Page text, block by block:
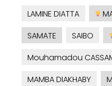
LAMINE DIATTA
SAMATE
SAIBO
Mouhamadou
MAMBA DIAKHABY